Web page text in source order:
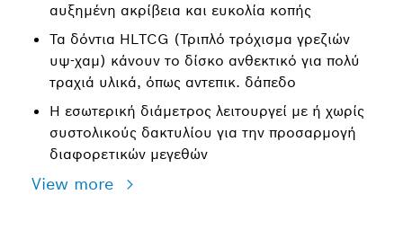
αυξημένη ακρίβεια και ευκολία κοπής
Τα δόντια HLTCG (Τριπλό τρόχισμα γρεζιών
υψ-χαμ) κάνουν το δίσκο ανθεκτικό για πολύ
τραχιά υλικά, όπως αντεπικ. δάπεδο
Η εσωτερική διάμετρος λειτουργεί με ή χωρίς
συστολικούς δακτυλίου για την προσαρμογή
διαφορετικών μεγεθών
View more